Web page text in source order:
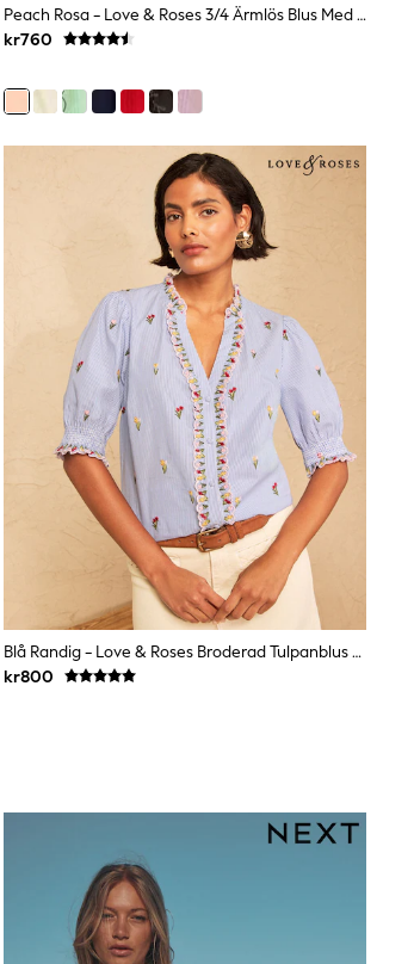
Peach Rosa - Love & Roses 3/4 Ärmlös Blus Med Kammusslor
kr760
Blå Randig - Love & Roses Broderad Tulpanblus Med Okdetalj
kr800